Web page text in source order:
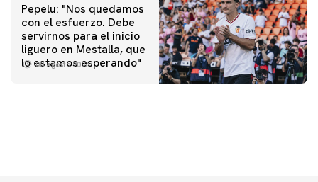
Pepelu: "Nos quedamos
con el esfuerzo. Debe
servirnos para el inicio
liguero en Mestalla, que
lo estamos esperando"
08 agosto 2026
PRIMER EQUIPO
Las fotos del Valencia CF-Newcastle United FC
PRIMER EQUIPO
MESTALLA 📍